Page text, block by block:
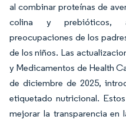
al combinar proteínas de
colina y prebióticos,
preocupaciones de los
de los niños. Las
y Medicamentos de Health
de diciembre de 2025,
etiquetado nutricional.
mejorar la transparencia en